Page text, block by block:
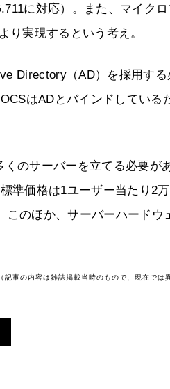
に対応）。また、マイク
り実現するという考え。
Directory（AD）を採用する
はADとバインドしている
のサーバーを立てる必要が
準価格は1ユーザー当たり2万
のほか、サーバーハードウ
事の内容は雑誌掲載当時のもので、現在では